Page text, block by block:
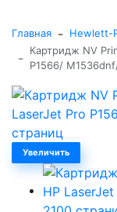
Главная - Hewlett-
-
Картридж NV
P1566/
Увеличить